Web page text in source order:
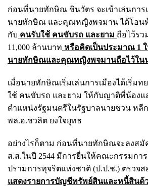
ก่อนที่นายทักษิณ ชินวัตร จะเข้าเล่นการ
นายทักษิณ และคุณหญิงพจมาน ได้โอนหุ้
กับ คนรับใช้ คนขับรถ และยาม ถือไว้รว
11,000 ล้านบาท หรือคิดเป็นประมาณ 1
นายทักษิณและคุณหญิงพจมานถือไว้ใน
เมื่อนายทักษิณเริ่มเล่นการเมืองได้เริ่ม
ใช้ คนขับรถ และยาม ให้กับญาติพี่น้องแ
ตำแหน่งรัฐมนตรีในรัฐบาลนายชวน หลี
พล.อ.ชวลิต ยงใจยุทธ
อย่างไรก็ตาม ก่อนที่นายทักษิณจะลงสมั
ส.ส.ในปี 2544 มีการยื่นให้คณะกรรมกา
ปรามการทุจริตแห่งชาติ (ป.ป.ช.) ตรวจส
แสดงรายการบัญชีทรัพย์สินและหนี้สินด้